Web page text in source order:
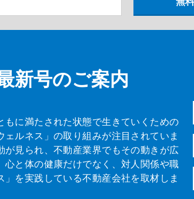
新号のご案内
もに満たされた状態で生きていくための
ルネス」の取り組みが注目されていま
見られ、不動産業界でもその動きが広
と体の健康だけでなく、対人関係や職
を実践している不動産会社を取材しま